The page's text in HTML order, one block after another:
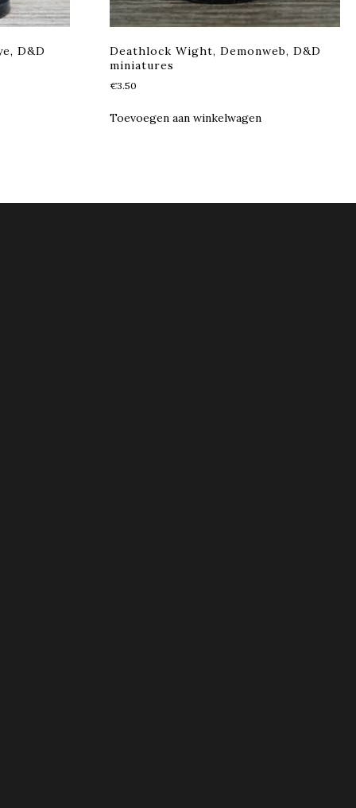
D&D
Deathlock Wight, Demonweb, D&D
miniatures
€3.50
Toevoegen aan winkelwagen